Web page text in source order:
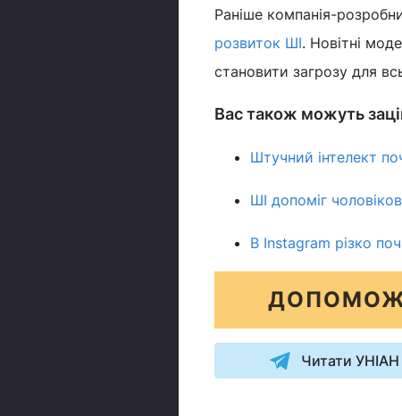
Раніше компанія-
розвиток ШІ. Новітні
становити загрозу для
Вас також можуть
Штучний інтелект
ШІ допоміг
В Instagram різко
Читати УНІАН